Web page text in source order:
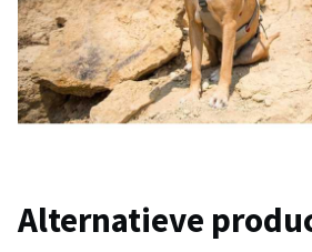
Alternatieve